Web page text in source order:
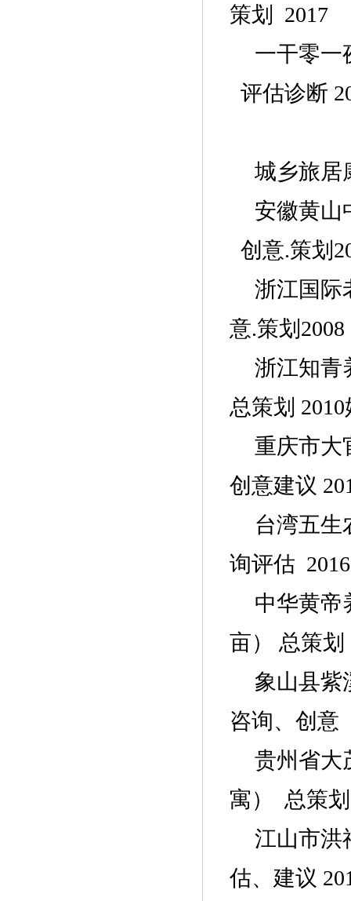
策划
2017
一干零一
评估诊断
城乡旅居
安徽黄山
创意.策
浙江国际
意.策划2008
浙江知青
总策划 2010
重庆市大
创意建议
台湾五生
询评估 2016
中华黄帝
亩） 总策划
象山县紫
咨询、创意
贵州省大
寓）
总策划
江山市洪
估、建议